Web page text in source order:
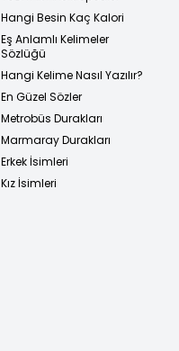
Hangi Besin Kaç Kalori
Eş Anlamlı Kelimeler
Sözlüğü
Hangi Kelime Nasıl Yazılır?
En Güzel Sözler
Metrobüs Durakları
Marmaray Durakları
Erkek İsimleri
Kız İsimleri